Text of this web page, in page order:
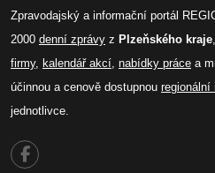
Zpravodajský a informační portál
2000 denní zprávy z Plzeňského kraje
firmy, kalendář akcí, nabídky práce a
účinnou a cenově dostupnou regionální
jednotlivce.